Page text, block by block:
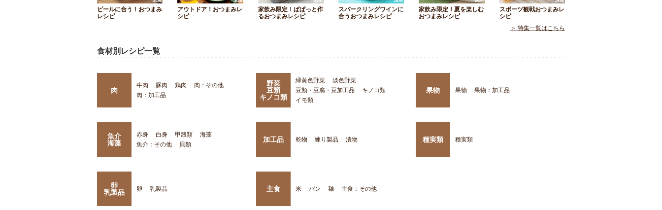
ビールに合う！おつまみ
レシピ
アウトドア！おつまみレ
シピ
家飲み限定！ぱぱっと作
るおつまみレシピ
スパークリングワインに
合うおつまみレシピ
家飲み限定！夏を楽しむ
おつまみレシピ
スポーツ観戦おつまみレ
シピ
＞ 特集一覧はこちら
食材別レシピ一覧
肉
牛肉 豚肉 鶏肉
肉：その他
肉：加工品
野菜
豆類
キノコ類
緑黄色野菜
淡色野菜
豆類・豆腐・豆加工品
キノコ類
イモ類
果物 果物 果物：加工品
魚介
海藻
赤身 白身 甲殻類
海藻
魚介：その他
貝類
加工品 乾物 練り製品 漬物 種実類 種実類
卵
乳製品
卵 乳製品 主食 米 パン 麺 主食：その他